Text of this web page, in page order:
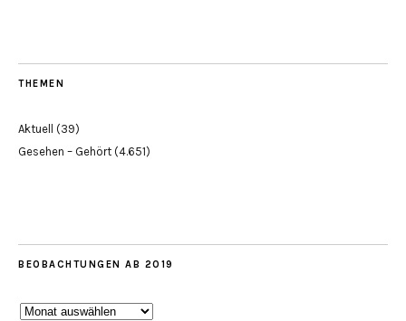
THEMEN
Aktuell (39)
Gesehen – Gehört (4.651)
BEOBACHTUNGEN AB 2019
Beobachtungen